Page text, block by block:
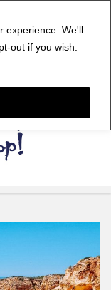
experience. We'll
out if you wish.